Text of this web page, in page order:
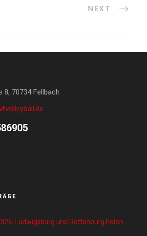
NEXT
8, 70734 Fellbach
Ludwigsburg und Rottenburg holen